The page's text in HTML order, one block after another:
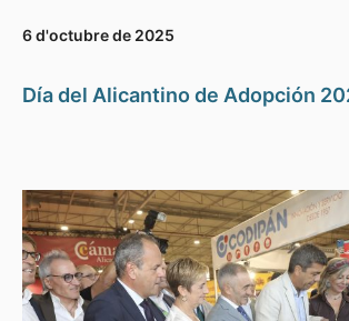
6 d'octubre de 2025
Día del Alicantino de Adopción